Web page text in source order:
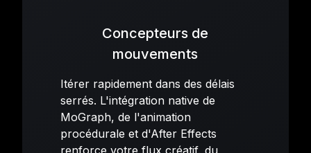
Concepteurs de
mouvements
Itérer rapidement dans des délais
serrés. L'intégration native de
MoGraph, de l'animation
procédurale et d'After Effects
renforce votre flux créatif, du